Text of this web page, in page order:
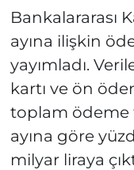
Bankalararası
ayına ilişkin
yayımladı.
kartı ve ön
toplam ödeme
ayına göre
milyar liraya